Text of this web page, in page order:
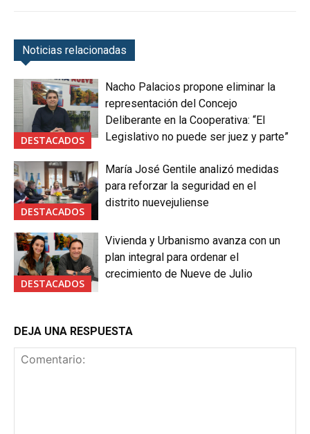
Noticias relacionadas
DESTACADOS
Nacho Palacios propone eliminar la
representación del Concejo
Deliberante en la Cooperativa: “El
Legislativo no puede ser juez y parte”
DESTACADOS
María José Gentile analizó medidas
para reforzar la seguridad en el
distrito nuevejuliense
DESTACADOS
Vivienda y Urbanismo avanza con un
plan integral para ordenar el
crecimiento de Nueve de Julio
DEJA UNA RESPUESTA